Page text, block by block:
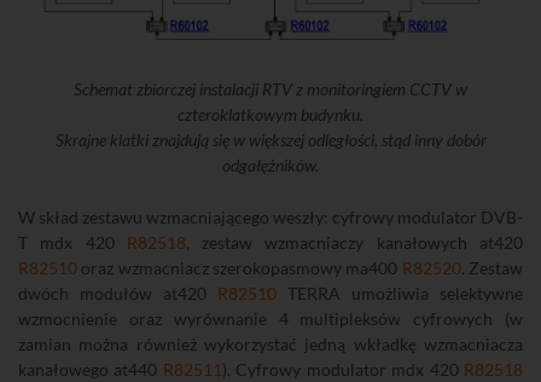
Schemat zbiorczej instalacji RTV z monitoringiem CCTV w
czteroklatkowym budynku.
Skrajne klatki znajdują się w większej odległości, stąd inny dobór
odgałęźników.
W skład zestawu wzmacniającego weszły: cyfrowy modulator DVB-
T mdx 420 R82518, zestaw wzmacniaczy kanałowych at420
R82510 oraz wzmacniacz szerokopasmowy ma400 R82520. Zestaw
dwóch modułów at420 R82510 TERRA umożliwia selektywne
wzmocnienie oraz wyrównanie 4 multipleksów cyfrowych (w
zamian można również wykorzystać jedną wkładkę wzmacniacza
kanałowego at440 R82511 ). Cyfrowy modulator mdx 420 R82518